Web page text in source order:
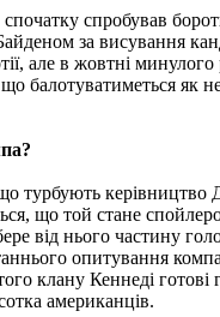
спробував
за висування
але в жовтні
балотуватиметься як
турбують керівництво
що той стане
від нього частину
опитування
клану Кеннеді
американців.